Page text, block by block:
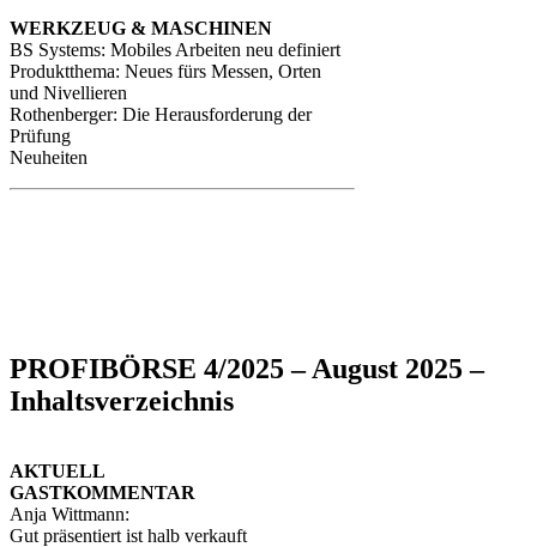
WERKZEUG & MASCHINEN
BS Systems: Mobiles Arbeiten neu definiert
Produktthema: Neues fürs Messen, Orten
und Nivellieren
Rothenberger: Die Herausforderung der
Prüfung
Neuheiten
PROFIBÖRSE 4/2025 – August 2025 –
Inhaltsverzeichnis
AKTUELL
GASTKOMMENTAR
Anja Wittmann:
Gut präsentiert ist halb verkauft